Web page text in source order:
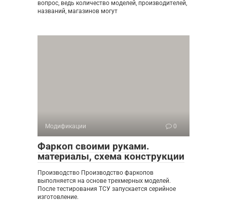
вопрос, ведь количество моделей, производителей,
названий, магазинов могут
Модификации 0
Фаркоп своими руками.
материалы, схема конструкции
Производство Производство фаркопов
выполняется на основе трехмерных моделей.
После тестирования ТСУ запускается серийное
изготовление.